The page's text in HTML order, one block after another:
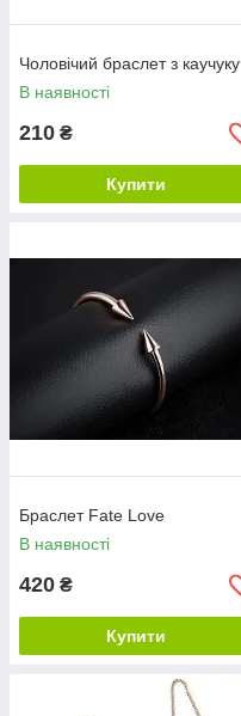
Чоловічий браслет з каучуку
В наявності
210 ₴
Купити
Браслет Fate Love
В наявності
420 ₴
Купити